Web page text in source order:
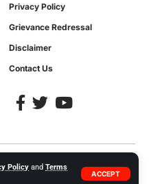
Policy and Terms
ACCEPT
Privacy Policy
Grievance Redressal
Disclaimer
Contact Us
Website Developed byiTree